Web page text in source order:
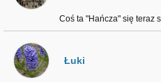
Coś ta "Hańcza" się teraz
Łuki